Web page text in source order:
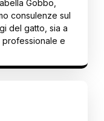
Gobbo,
consulenze sul
del gatto, sia a
e